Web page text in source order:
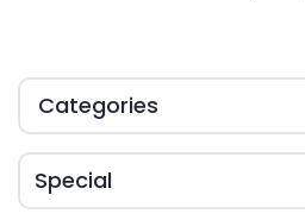
Categories
Special